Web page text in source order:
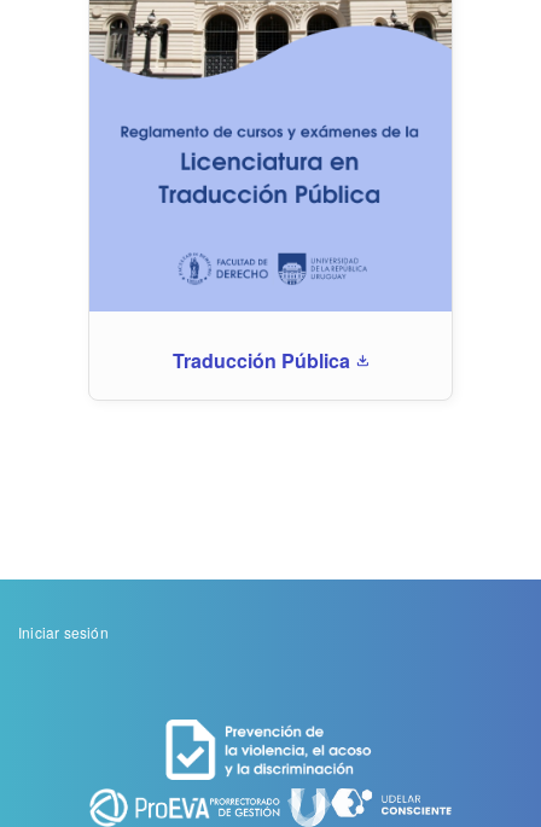
Traducción Pública download
Menu
Iniciar sesión